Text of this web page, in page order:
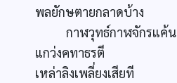
พลยักษตายกลาดบ้าง
กาฬวุทธ์กาฬจักรแค้น
แกว่งคทาธรตี
เหล่าลิงเพลี่ยงเสียที